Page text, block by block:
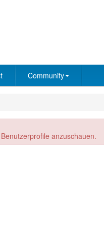
Community
anzuschauen.